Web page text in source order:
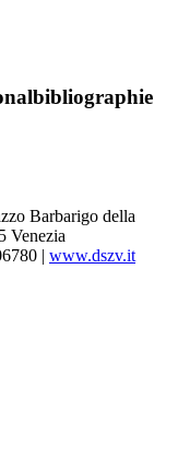
Barbarigo della
Venezia
| www.dszv.it